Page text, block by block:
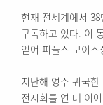
현재 전세계에서
구독하고 있다. 이
얻어 피플스 보이
지난해 영주 귀국
전시회를 연 데 이